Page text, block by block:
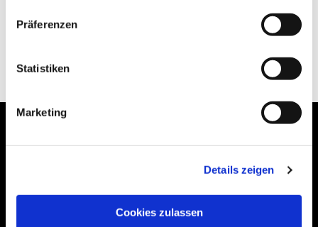
Präferenzen
Statistiken
Marketing
Details zeigen
Cookies zulassen
99089 Erfurt, Thüringen